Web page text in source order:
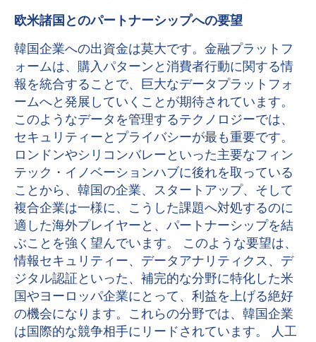
欧米諸国とのパートナーシップへの要望
韓国企業への出資金は莫大です。金融プラットフ
ォームは、購入パターンと消費者行動に関する情
報を統合することで、巨大なデータプラットフォ
ームへと発展していくことが期待されています。
このようなデータを管理するテクノロジーでは、
セキュリティーとプライバシーが最も重要です。
ロンドンやシリコンバレーといった主要なフィン
テック・イノベーションハブに後れを取っている
ことから、韓国の企業、スタートアップ、そして
複合企業は一様に、こうした課題へ対処するのに
適した海外プレイヤーと、パートナーシップを結
ぶことを強く望んでいます。 このような要望は、
情報セキュリティー、データアナリティクス、デ
ジタル認証といった、補完的な分野に特化した米
国やヨーロッパ企業にとって、利益を上げる絶好
の機会になります。これらの分野では、韓国企業
は国際的な競争相手にリードされています。 人工